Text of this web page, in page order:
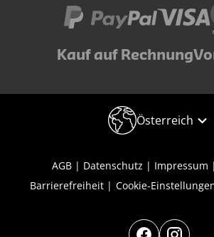
Kauf auf Rechnung
Österreich
AGB Datenschutz Impressum
Barrierefreiheit
Cookie-